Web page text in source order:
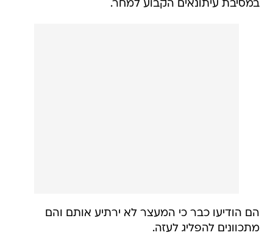
במסיבת עיתונאים הקבוע למחר.
הם הודיעו כבר כי המעצר לא ירתיע אותם והם
מתכוונים להפליג לעזה.